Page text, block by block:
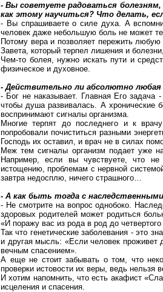
- Вы советуете радоваться
как этому научиться? Что делать,
- Вы спрашиваете о силе духа. А
человек даже небольшую боль не может
Потому вера и позволяет пережить любую
Завета, который терпел лишения и
Чем-то болея, нужно искать пути и
физическое и духовное.
- Действительно ли абсолютно любая
- Бог не наказывает. Главная Его задача
чтобы душа развивалась. А хронические
воспринимают сигналы организма.
Многие терпят до последнего и к
попробовали почиститься разными
Господь их оставил, и врач не в силах
Меж тем сигналы организм подает уже
Например, если вы чувствуете, что
истощению, проблемам с нервной
завтра недосплю, ничего страшного…
- А как быть тогда с
- Не смотрите на вопрос однобоко.
здоровых родителей может родиться
«И поражу вас из рода в род до
Так что генетические заболевания - это
и другая мысль: «Если человек проживет
вечным спасением».
А еще не стоит забывать о том, что
проверки истовости их веры, ведь нельзя
И хотим напомнить, что есть акафист
исцеления и спасения.